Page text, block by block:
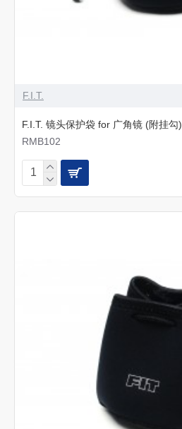
F.I.T.
F.I.T. 镜头保护袋 for 广角镜 (附挂勾)
RMB102